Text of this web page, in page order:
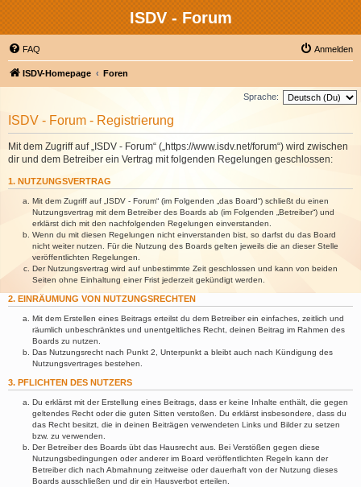
ISDV - Forum
FAQ Anmelden
ISDV-Homepage Foren
Sprache:
ISDV - Forum - Registrierung
Mit dem Zugriff auf „ISDV - Forum“ („https://www.isdv.net/forum“) wird zwischen
dir und dem Betreiber ein Vertrag mit folgenden Regelungen geschlossen:
1. NUTZUNGSVERTRAG
Mit dem Zugriff auf „ISDV - Forum“ (im Folgenden „das Board“) schließt du einen
Nutzungsvertrag mit dem Betreiber des Boards ab (im Folgenden „Betreiber“) und
erklärst dich mit den nachfolgenden Regelungen einverstanden.
Wenn du mit diesen Regelungen nicht einverstanden bist, so darfst du das Board
nicht weiter nutzen. Für die Nutzung des Boards gelten jeweils die an dieser Stelle
veröffentlichten Regelungen.
Der Nutzungsvertrag wird auf unbestimmte Zeit geschlossen und kann von beiden
Seiten ohne Einhaltung einer Frist jederzeit gekündigt werden.
2. EINRÄUMUNG VON NUTZUNGSRECHTEN
Mit dem Erstellen eines Beitrags erteilst du dem Betreiber ein einfaches, zeitlich und
räumlich unbeschränktes und unentgeltliches Recht, deinen Beitrag im Rahmen des
Boards zu nutzen.
Das Nutzungsrecht nach Punkt 2, Unterpunkt a bleibt auch nach Kündigung des
Nutzungsvertrages bestehen.
3. PFLICHTEN DES NUTZERS
Du erklärst mit der Erstellung eines Beitrags, dass er keine Inhalte enthält, die gegen
geltendes Recht oder die guten Sitten verstoßen. Du erklärst insbesondere, dass du
das Recht besitzt, die in deinen Beiträgen verwendeten Links und Bilder zu setzen
bzw. zu verwenden.
Der Betreiber des Boards übt das Hausrecht aus. Bei Verstößen gegen diese
Nutzungsbedingungen oder anderer im Board veröffentlichten Regeln kann der
Betreiber dich nach Abmahnung zeitweise oder dauerhaft von der Nutzung dieses
Boards ausschließen und dir ein Hausverbot erteilen.